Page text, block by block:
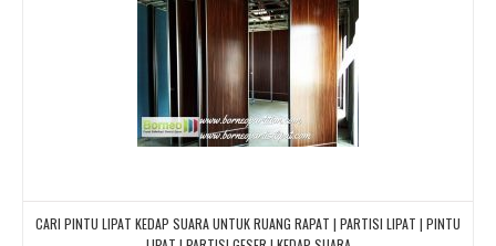
CARI PINTU LIPAT KEDAP SUARA UNTUK RUANG RAPAT | PARTISI LIPAT | PINTU